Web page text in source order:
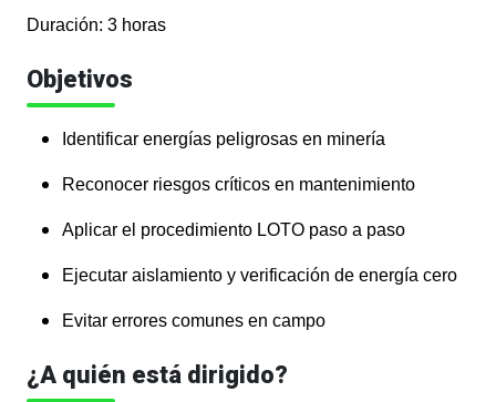
Duración: 3 horas
Objetivos
Identificar energías peligrosas en minería
Reconocer riesgos críticos en mantenimiento
Aplicar el procedimiento LOTO paso a paso
Ejecutar aislamiento y verificación de energía cero
Evitar errores comunes en campo
¿A quién está dirigido?